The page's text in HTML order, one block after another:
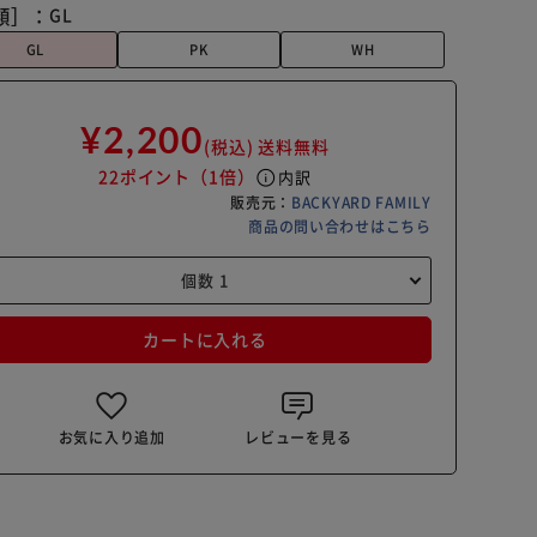
］： GL
GL PK WH
¥2,200(税込) 送料無料
22ポイント （1倍） info 内訳
販売元： BACKYARD FAMILY
商品の問い合わせはこちら
カートに入れる
お気に入り追加 レビューを見る